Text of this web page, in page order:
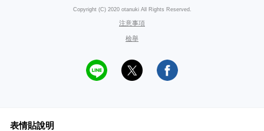
Copyright (C) 2020 otanuki All Rights Reserved.
注意事項
檢舉
表情貼說明